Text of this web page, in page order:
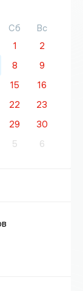
Сб
Вс
1
2
8
9
15
16
22
23
29
30
5 6